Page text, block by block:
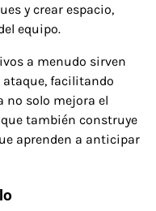
y crear espacio,
equipo.
a menudo sirven
ataque, facilitando
solo mejora el
también construye
aprenden a anticipar